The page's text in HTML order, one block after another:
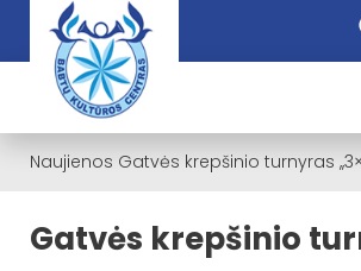
Naujienos Gatvės krepšinio turnyras
Gatvės krepšinio